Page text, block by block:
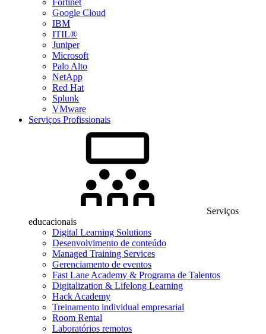
Fortinet
Google Cloud
IBM
ITIL®
Juniper
Microsoft
Palo Alto
NetApp
Red Hat
Splunk
VMware
Serviços Profissionais
Serviços
educacionais
Digital Learning Solutions
Desenvolvimento de conteúdo
Managed Training Services
Gerenciamento de eventos
Fast Lane Academy & Programa de Talentos
Digitalization & Lifelong Learning
Hack Academy
Treinamento individual empresarial
Room Rental
Laboratórios remotos